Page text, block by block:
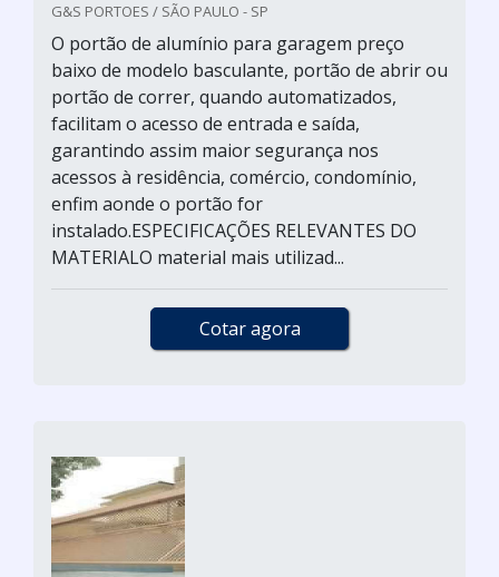
G&S PORTOES / SÃO PAULO - SP
O portão de alumínio para garagem preço
baixo de modelo basculante, portão de abrir ou
portão de correr, quando automatizados,
facilitam o acesso de entrada e saída,
garantindo assim maior segurança nos
acessos à residência, comércio, condomínio,
enfim aonde o portão for
instalado.ESPECIFICAÇÕES RELEVANTES DO
MATERIALO material mais utilizad...
Cotar agora